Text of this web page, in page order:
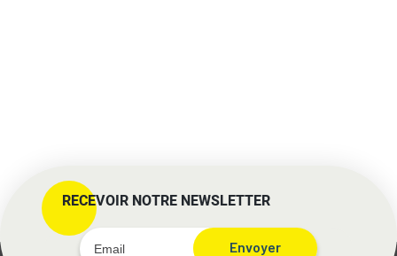
RECEVOIR NOTRE NEWSLETTER
Envoyer